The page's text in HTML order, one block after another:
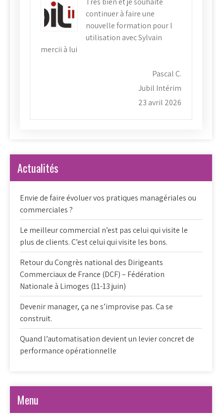
continuer à faire une
nouvelle formation pour l
utilisation avec Sylvain
mercii à lui
Pascal C.
Jubil Intérim
23 avril 2026
Actualités
Envie de faire évoluer vos pratiques managériales ou
commerciales ?
Le meilleur commercial n’est pas celui qui visite le
plus de clients. C’est celui qui visite les bons.
Retour du Congrès national des Dirigeants
Commerciaux de France (DCF) – Fédération
Nationale à Limoges (11-13 juin)
Devenir manager, ça ne s’improvise pas. Ca se
construit.
Quand l’automatisation devient un levier concret de
performance opérationnelle
Menu